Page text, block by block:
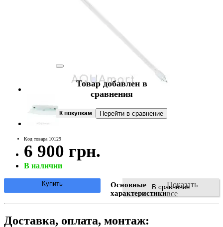
Код товара 10129
6 900 грн.
В наличии
В сравнение
Купить
Основные
характеристики
Показать
все
Доставка, оплата, монтаж:
Товар добавлен в
сравнения
К покупкам Перейти в сравнение